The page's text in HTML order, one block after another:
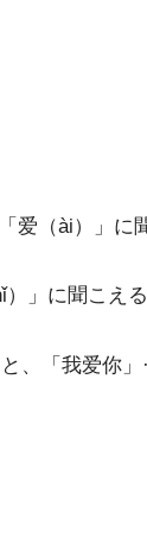
（ài）」に
」に聞こえる
「我爱你」